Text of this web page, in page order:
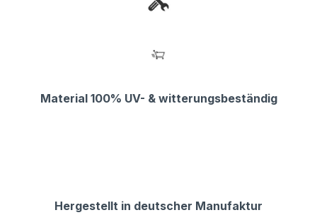
Material 100% UV- & witterungsbeständig
Hergestellt in deutscher Manufaktur